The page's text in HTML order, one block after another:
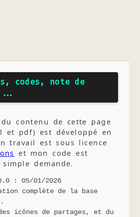
codes, note de
contenu de cette page
et pdf) est développé en
travail est sous licence
et mon code est
demande.
: 05/01/2026
complète de la base
icônes de partages, et du